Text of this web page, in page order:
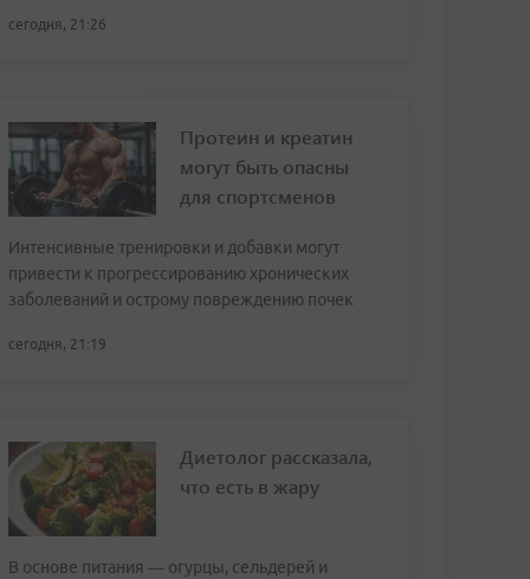
сегодня, 21:26
Протеин и креатин
могут быть опасны
для спортсменов
Интенсивные тренировки и добавки могут
привести к прогрессированию хронических
заболеваний и острому повреждению почек
сегодня, 21:19
Диетолог рассказала,
что есть в жару
В основе питания — огурцы, сельдерей и